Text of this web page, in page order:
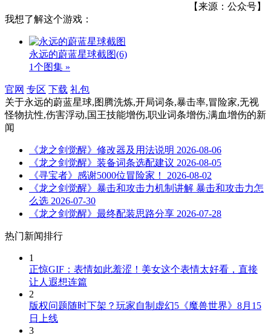
【来源：公众号】
我想了解这个游戏：
永远的蔚蓝星球截图(6)
1个图集 »
官网 专区 下载 礼包
关于永远的蔚蓝星球,图腾洗炼,开局词条,暴击率,冒险家,无视
怪物抗性,伤害浮动,国王技能增伤,职业词条增伤,满血增伤的新
闻
《龙之剑觉醒》修改器及用法说明 2026-08-06
《龙之剑觉醒》装备词条选配建议 2026-08-05
《寻宝者》感谢5000位冒险家！
2026-08-02
《龙之剑觉醒》暴击和攻击力机制讲解 暴击和攻击力怎
么选 2026-07-30
《龙之剑觉醒》最终配装思路分享 2026-07-28
热门新闻排行
1
正惊GIF：表情如此羞涩！美女这个表情太好看，直接
让人遐想连篇
2
版权问题随时下架？玩家自制虚幻5《魔兽世界》8月15
日上线
3